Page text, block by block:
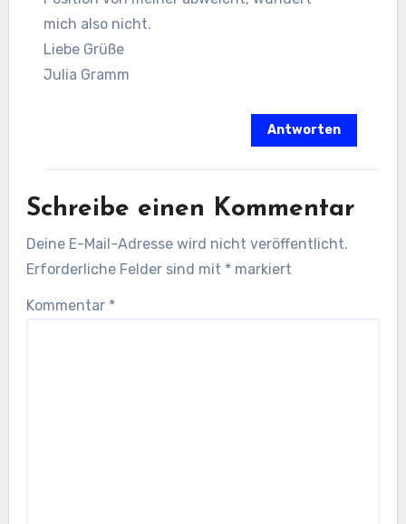
mich also nicht.
Liebe Grüße
Julia Gramm
Antworten
Schreibe einen Kommentar
Deine E-Mail-Adresse wird nicht veröffentlicht.
Erforderliche Felder sind mit * markiert
Kommentar *